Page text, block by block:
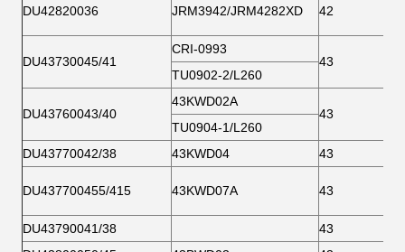
DU42820036 JRM3942/JRM4282XD 42
DU43730045/41
CRI-0993
43
TU0902-2/L260
DU43760043/40
43KWD02A
43
TU0904-1/L260
DU43770042/38
43KWD04 43
DU437700455/415 43KWD07A 43
DU43790041/38
43